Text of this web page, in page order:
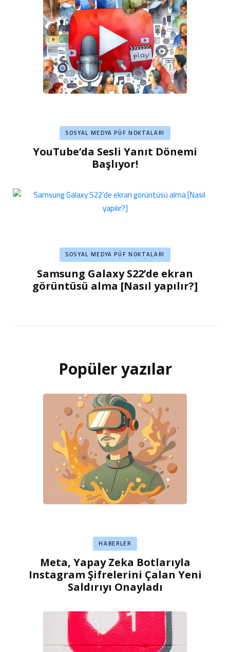
SOSYAL MEDYA PÜF NOKTALARI
YouTube’da Sesli Yanıt Dönemi
Başlıyor!
SOSYAL MEDYA PÜF NOKTALARI
Samsung Galaxy S22’de ekran
görüntüsü alma [Nasıl yapılır?]
Popüler yazılar
HABERLER
Meta, Yapay Zeka Botlarıyla
Instagram Şifrelerini Çalan Yeni
Saldırıyı Onayladı